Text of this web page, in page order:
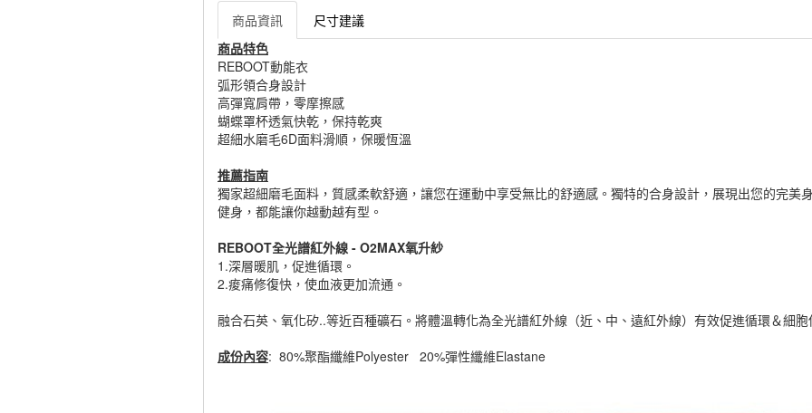
商品資訊
尺寸建議
商品特色
REBOOT動能衣
弧形領合身設計
高彈寬肩帶，零摩擦感
蝴蝶罩杯透氣快乾，保持乾爽
超細水磨毛6D面料滑順，保暖恆溫
推薦指南
獨家超細磨毛面料，質感柔軟舒適，讓您在運動中享受無比的舒適感。獨特的合身設計，展現出您的完
健身，都能讓你越動越有型。
REBOOT全光譜紅外線 - O2MAX氧升紗
1.深層暖肌，促進循環。
2.痠痛修復快，使血液更加流通。
融合石英、氧化矽..等近百種礦石。將體溫轉化為全光譜紅外線（近、中、遠紅外線）有效促進循環＆細
成份內容: 80%聚酯纖維Polyester 20%彈性纖維Elastane